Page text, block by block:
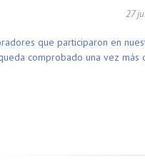
27
que participaron en
comprobado una vez